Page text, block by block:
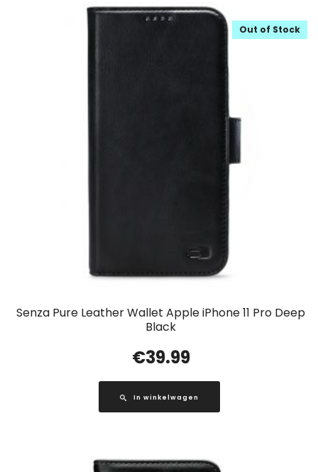
Senza Pure Leather Wallet Apple iPhone 11 Pro Deep
Black
Out of Stock
€39.99
In winkelwagen